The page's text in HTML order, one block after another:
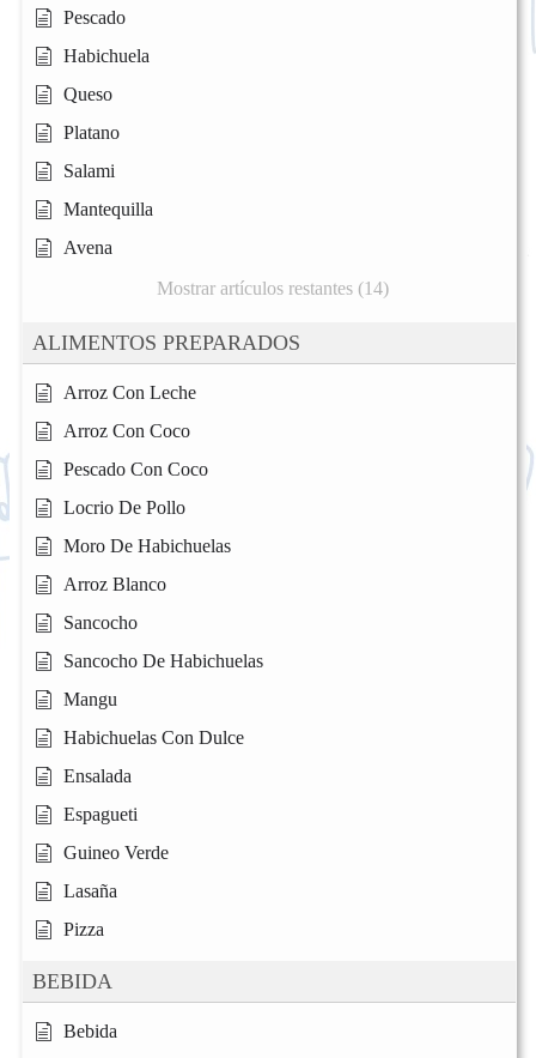
Pescado
Habichuela
Queso
Platano
Salami
Mantequilla
Avena
Mostrar artículos restantes (14)
ALIMENTOS PREPARADOS
Arroz Con Leche
Arroz Con Coco
Pescado Con Coco
Locrio De Pollo
Moro De Habichuelas
Arroz Blanco
Sancocho
Sancocho De Habichuelas
Mangu
Habichuelas Con Dulce
Ensalada
Espagueti
Guineo Verde
Lasaña
Pizza
BEBIDA
Bebida